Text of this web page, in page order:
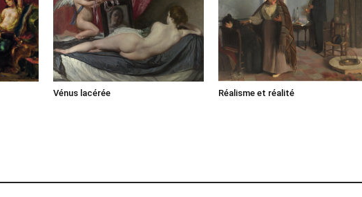
Vénus lacérée Réalisme et réalité